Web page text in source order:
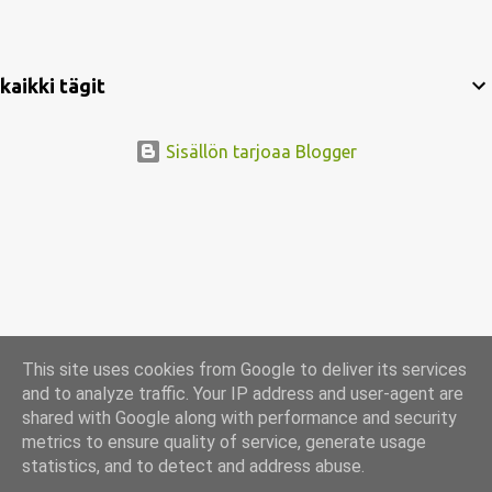
sitä tasan kerran ennen kuin siihen ilmestyi tuo kellertävä
mysteeritahra joka ei ole lähtenyt millään konstilla. Noin
kangasvärillä, mutta sekään ei ollut tarpeeksi. Päätin ottaa
kaikki tägit
Sisällön tarjoaa Blogger
This site uses cookies from Google to deliver its services
and to analyze traffic. Your IP address and user-agent are
shared with Google along with performance and security
metrics to ensure quality of service, generate usage
statistics, and to detect and address abuse.